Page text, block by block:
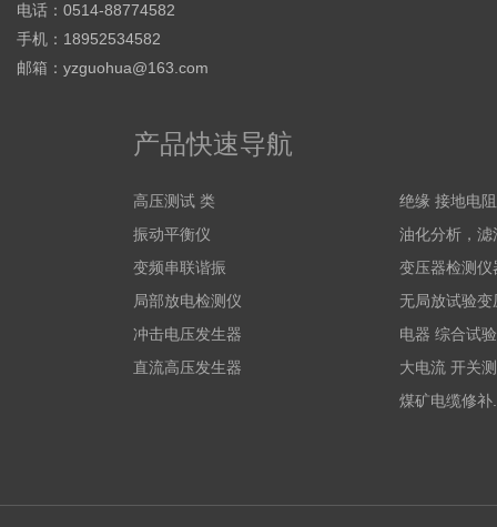
电话：0514-88774582
手机：18952534582
邮箱： yzguohua@163.com
产品快速导航
高压测试 类
振动平衡仪
变频串联谐振
局部放电检测仪
冲击电压发生器
直流高压发生器
绝缘 接地电
油化分析，滤
变压器检测仪
无局放试验变
电器 综合试
大电流 开关
煤矿电缆修补